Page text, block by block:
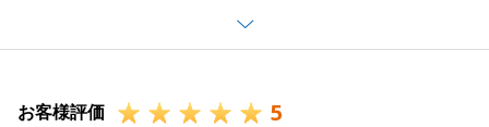
で、無事お引渡しを迎えることが出来ました。
K様とご縁があって担当させていただけたことを大変
今後も、不動産に関して何かお力になれることがござ
お客様評価 5